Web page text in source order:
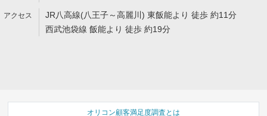
JR八高線(八王子～高麗川) 東飯能より 徒歩 約11分
西武池袋線 飯能より 徒歩 約19分
オリコン顧客満足度調査とは